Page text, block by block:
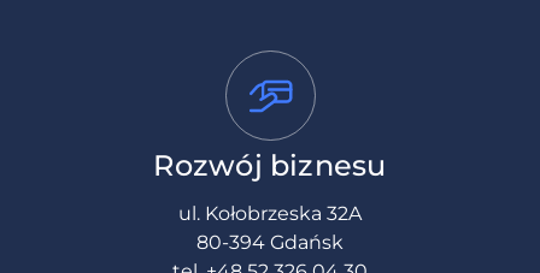
Rozwój biznesu
ul. Kołobrzeska 32A
80-394 Gdańsk